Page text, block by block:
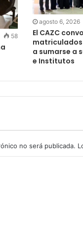
58
agosto 6, 2026
El CAZC
a sumarse a
e Institutos
no será publicada.